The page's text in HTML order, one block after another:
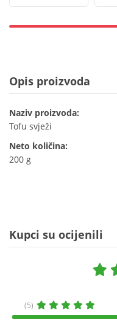
Opis proizvoda
Naziv proizvoda:
Tofu svježi
Neto količina:
200 g
Kupci su ocijenili
(5)